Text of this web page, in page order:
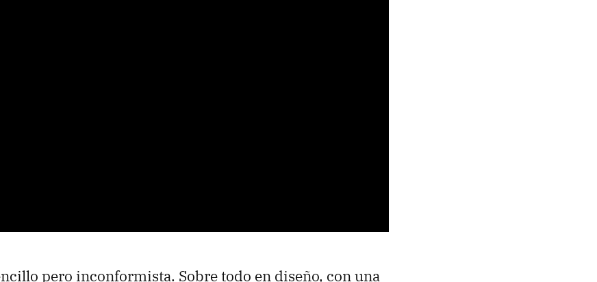
pero inconformista. Sobre todo en diseño, con una